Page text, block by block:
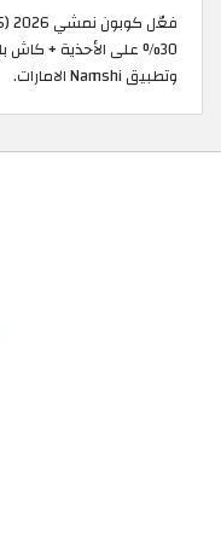
وتطبيق Namshi الامارات.